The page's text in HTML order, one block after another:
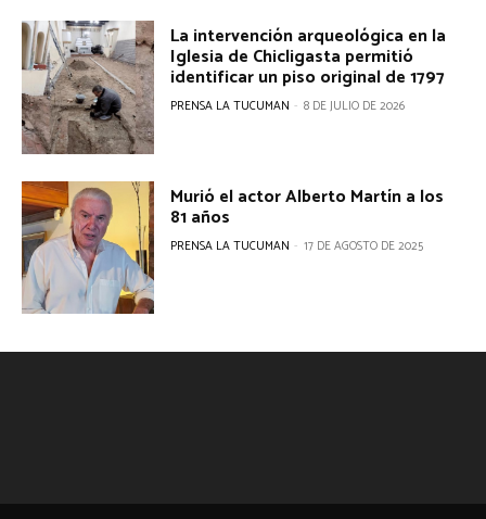
La intervención arqueológica en la
Iglesia de Chicligasta permitió
identificar un piso original de 1797
PRENSA LA TUCUMAN - 8 DE JULIO DE 2026
Murió el actor Alberto Martín a los
81 años
PRENSA LA TUCUMAN - 17 DE AGOSTO DE 2025